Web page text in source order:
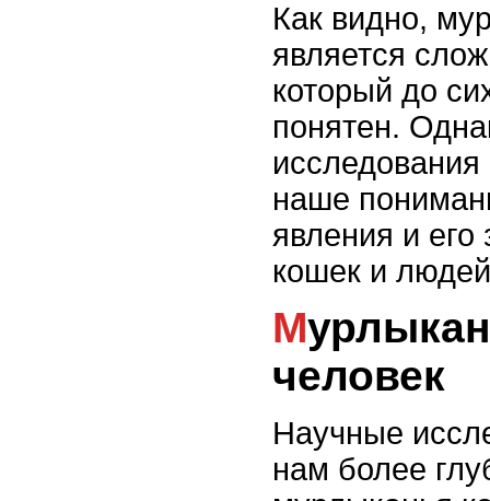
Как видно,
является
который до
понятен.
исследования
наше
явления и его
кошек и
Мурлыканье кошек и
человек
Научные
нам более